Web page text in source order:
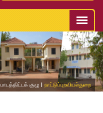
பாடத்திட்டக் குழு நாட்டுப்புறவியல்துறை